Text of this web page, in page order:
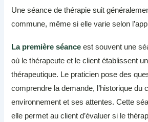
Une séance de thérapie suit
commune, même si elle varie selon
La première séance est souvent une
où le thérapeute et le client établissent
thérapeutique. Le praticien pose des
comprendre la demande, l’historique du
environnement et ses attentes. Cette
elle permet au client d’évaluer si le